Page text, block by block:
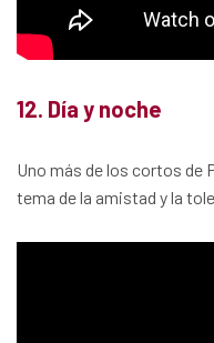
12. Día y noche
Uno más de los cortos de
tema de la amistad y la